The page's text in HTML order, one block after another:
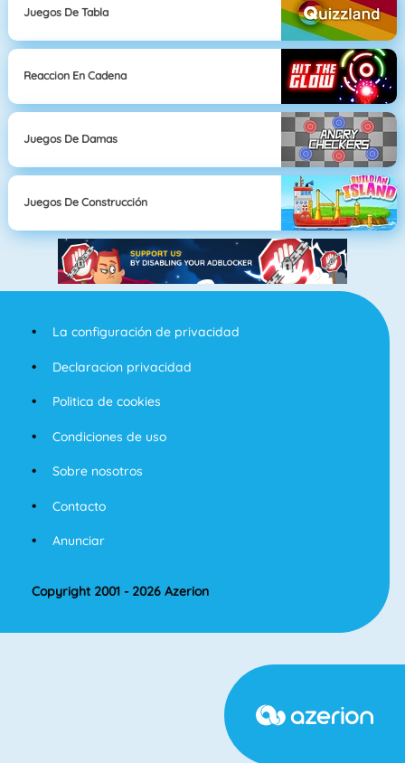
Juegos De Tabla
Reaccion En Cadena
Juegos De Damas
Juegos De Construcción
La configuración de privacidad
Declaracion privacidad
Politica de cookies
Condiciones de uso
Sobre nosotros
Contacto
Anunciar
Copyright 2001 - 2026 Azerion